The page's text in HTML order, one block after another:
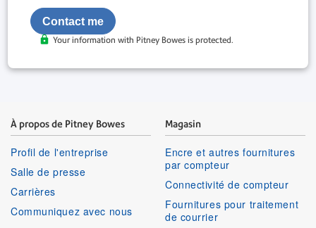
Your information with Pitney Bowes is protected.
À propos de Pitney Bowes
Profil de l'entreprise
Salle de presse
Carrières
Communiquez avec nous
Magasin
Encre et autres fournitures
par compteur
Connectivité de compteur
Fournitures pour traitement
de courrier